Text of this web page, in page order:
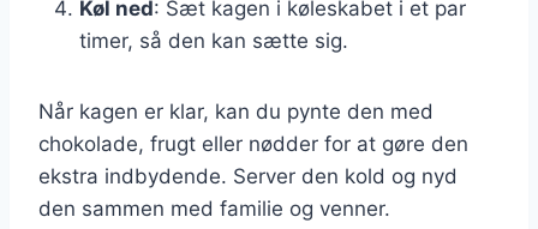
Køl ned: Sæt kagen i køleskabet i et par
timer, så den kan sætte sig.
Når kagen er klar, kan du pynte den med
chokolade, frugt eller nødder for at gøre den
ekstra indbydende. Server den kold og nyd
den sammen med familie og venner.